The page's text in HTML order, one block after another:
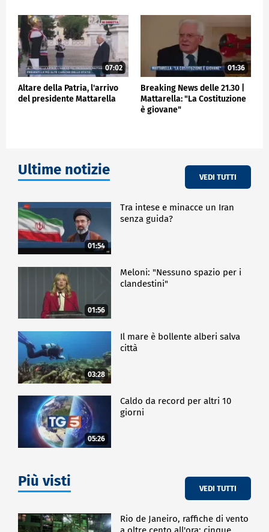
07:02
Altare della Patria, l'arrivo
del presidente Mattarella
01:36
Breaking News delle 21.30 |
Mattarella: "La Costituzione
è giovane"
Ultime notizie VEDI TUTTI
01:54
Tra intese e minacce un Iran
senza guida?
01:56
Meloni: "Nessuno spazio per i
clandestini"
03:28
Il mare è bollente alberi salva
città
05:26
Caldo da record per altri 10
giorni
Più visti VEDI TUTTI
Rio de Janeiro, raffiche di vento